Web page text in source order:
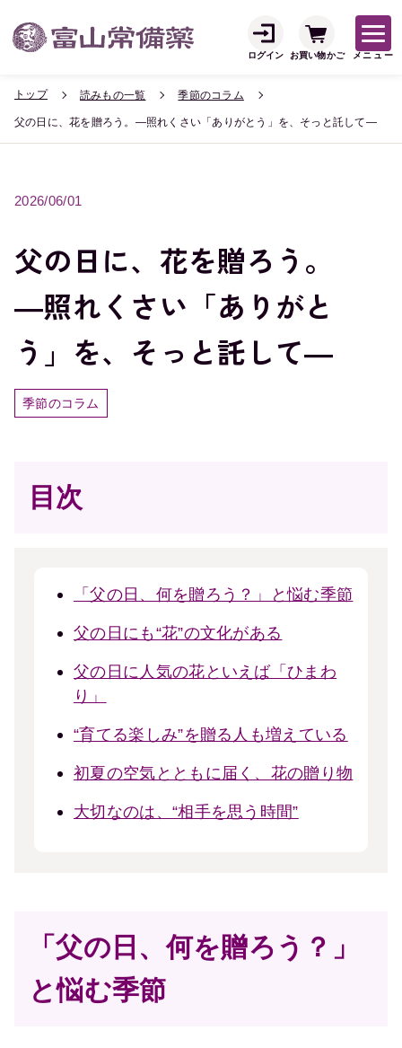
ログイン お買い物かご メニュー
トップ 読みもの一覧 季節のコラム
父の日に、花を贈ろう。―照れくさい「ありがとう」を、そっと託して―
2026/06/01
父の日に、花を贈ろう。
―照れくさい「ありがと
う」を、そっと託して―
季節のコラム
目次
「父の日、何を贈ろう？」と悩む季節
父の日にも“花”の文化がある
父の日に人気の花といえば「ひまわ
り」
“育てる楽しみ”を贈る人も増えている
初夏の空気とともに届く、花の贈り物
大切なのは、“相手を思う時間”
「父の日、何を贈ろう？」
と悩む季節